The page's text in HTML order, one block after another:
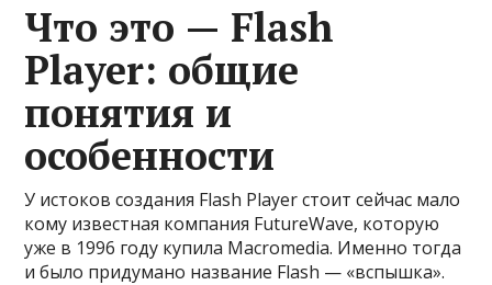
Что это — Flash
Player: общие
понятия и
особенности
У истоков создания Flash Player стоит сейчас мало
кому известная компания FutureWave, которую
уже в 1996 году купила Macromedia. Именно тогда
и было придумано название Flash — «вспышка».